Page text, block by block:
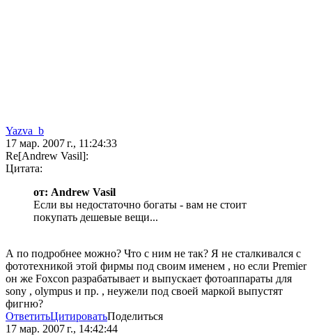
Yazva_b
17 мар. 2007 г., 11:24:33
Re[Andrew Vasil]:
Цитата:
от: Andrew Vasil
Если вы недостаточно богаты - вам не стоит
покупать дешевые вещи...
А по подробнее можно? Что с ним не так? Я не сталкивался с
фототехникой этой фирмы под своим именем , но если Premier
он же Foxcon разрабатывает и выпускает фотоаппараты для
sony , olympus и пр. , неужели под своей маркой выпустят
фигню?
ОтветитьЦитироватьПоделиться
17 мар. 2007 г., 14:42:44